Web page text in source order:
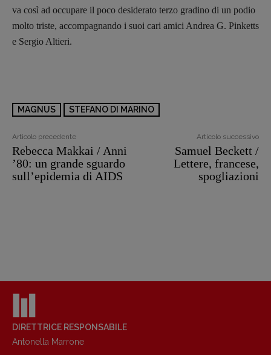
va così ad occupare il poco desiderato terzo gradino di un podio
molto triste, accompagnando i suoi cari amici Andrea G. Pinketts
e Sergio Altieri.
MAGNUS STEFANO DI MARINO
Articolo precedente
Rebecca Makkai / Anni
’80: un grande sguardo
sull’epidemia di AIDS
Articolo successivo
Samuel Beckett /
Lettere, francese,
spogliazioni
DIRETTRICE RESPONSABILE
Antonella Marrone